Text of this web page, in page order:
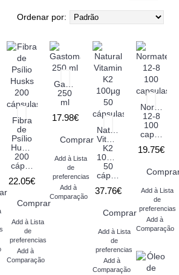
Ordenar por:
Fibra
de
Psílio
Husks
200
cápsulas
22.05€
Comprar
Add à Lista
de
preferencias
Add à
Comparação
Gastomac
250
ml
17.98€
Comprar
Add à Lista
de
preferencias
Add à
Comparação
Natural
Vitamin
K2
100µg
50
cápsulas
37.76€
Comprar
Add à Lista
de
preferencias
Add à
Comparação
Normaten
12-8
100
capsulas
19.75€
Add à Lista
de
preferencias
Add à
Comparação